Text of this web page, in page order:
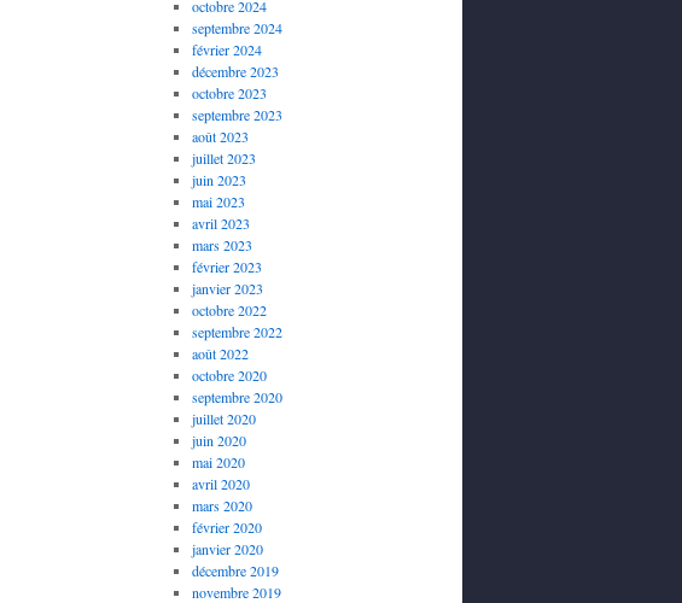
octobre 2024
septembre 2024
février 2024
décembre 2023
octobre 2023
septembre 2023
août 2023
juillet 2023
juin 2023
mai 2023
avril 2023
mars 2023
février 2023
janvier 2023
octobre 2022
septembre 2022
août 2022
octobre 2020
septembre 2020
juillet 2020
juin 2020
mai 2020
avril 2020
mars 2020
février 2020
janvier 2020
décembre 2019
novembre 2019